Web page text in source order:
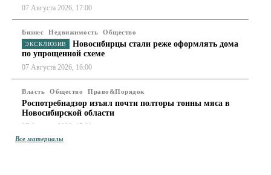
07 Августа 2026, 17:00
Бизнес Недвижимость Общество
Новосибирцы стали реже оформлять дома
по упрощенной схеме
07 Августа 2026, 16:00
Власть Общество Право&Порядок
Роспотребнадзор изъял почти полторы тонны мяса в
Новосибирской области
07 Августа 2026, 15:00
Все материалы